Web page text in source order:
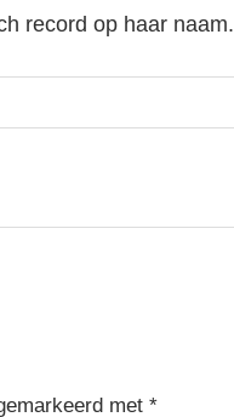
record op haar naam.
met *